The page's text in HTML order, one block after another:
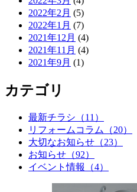
2022年2月 (5)
2022年1月 (7)
2021年12月 (4)
2021年11月 (4)
2021年9月 (1)
カテゴリ
最新チラシ（11）
リフォームコラム（20）
大切なお知らせ（23）
お知らせ（92）
イベント情報（4）